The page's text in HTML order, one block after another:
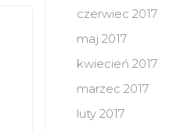
czerwiec 2017
maj 2017
kwiecień 2017
marzec 2017
luty 2017